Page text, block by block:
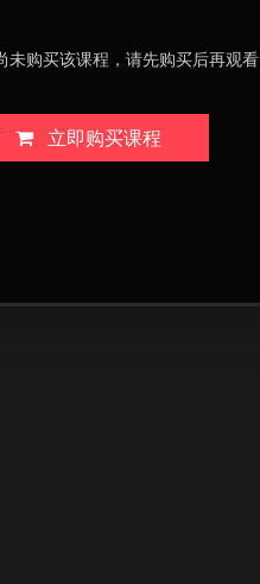
未购买该课程，请先购买后再观看
立即购买课程